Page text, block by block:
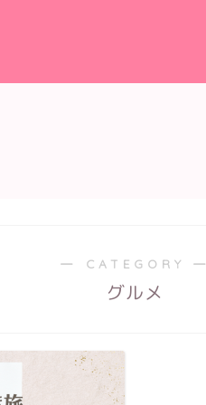
― CATEGORY ―
グルメ